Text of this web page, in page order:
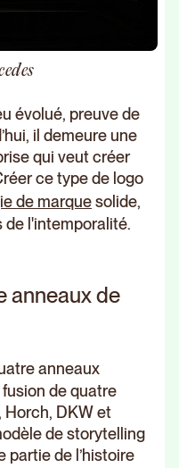
évolué, preuve de
il demeure une
qui veut créer
ce type de logo
de marquesolide,
de l'intemporalité.
anneaux de
anneaux
de quatre
Horch, DKW et
de storytelling
partie de l’histoire